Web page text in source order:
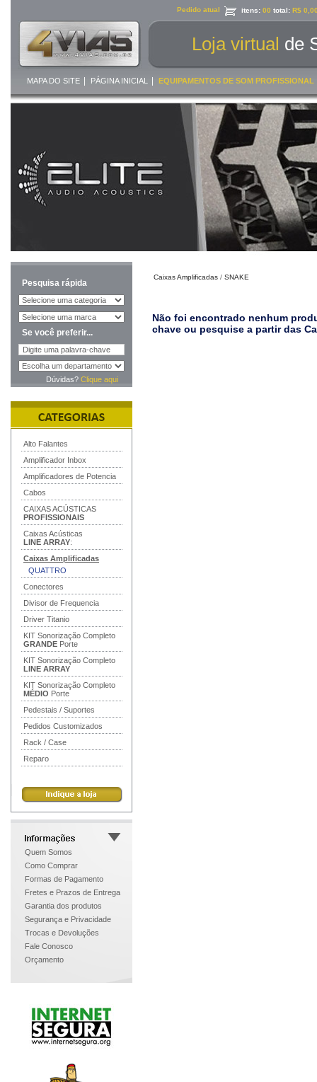
Pedido atual itens: 00 total: R$
Loja virtual de
MAPA DO SITE PÁGINA INICIAL EQUIPAMENTOS DE SOM PROFISSIONAL
Pesquisa rápida
Se você preferir...
Dúvidas? Clique aqui
Alto Falantes
Amplificador Inbox
Amplificadores de Potencia
Cabos
CAIXAS ACÚSTICAS
PROFISSIONAIS
Caixas Acústicas
LINE ARRAY:
Caixas Amplificadas
QUATTRO
Conectores
Divisor de Frequencia
Driver Titanio
KIT Sonorização Completo
GRANDE Porte
KIT Sonorização Completo
LINE ARRAY
KIT Sonorização Completo
MÉDIO Porte
Pedestais / Suportes
Pedidos Customizados
Rack / Case
Reparo
Quem Somos
Como Comprar
Formas de Pagamento
Fretes e Prazos de Entrega
Garantia dos produtos
Segurança e Privacidade
Trocas e Devoluções
Fale Conosco
Orçamento
Caixas Amplificadas / SNAKE
Não foi encontrado nenhum
chave ou pesquise a partir das